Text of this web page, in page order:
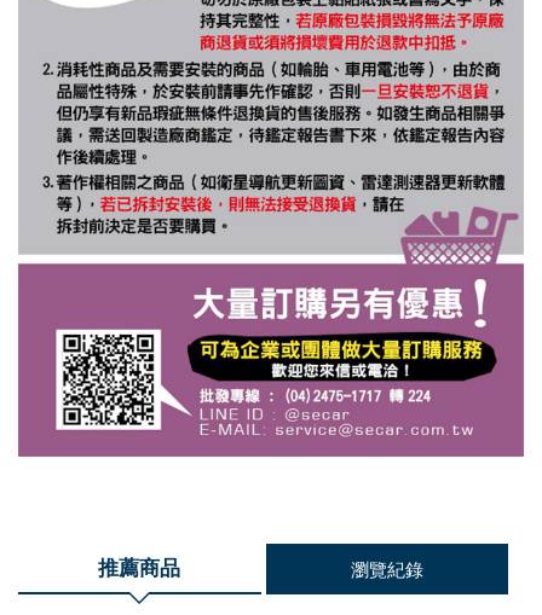
推薦商品 瀏覽紀錄